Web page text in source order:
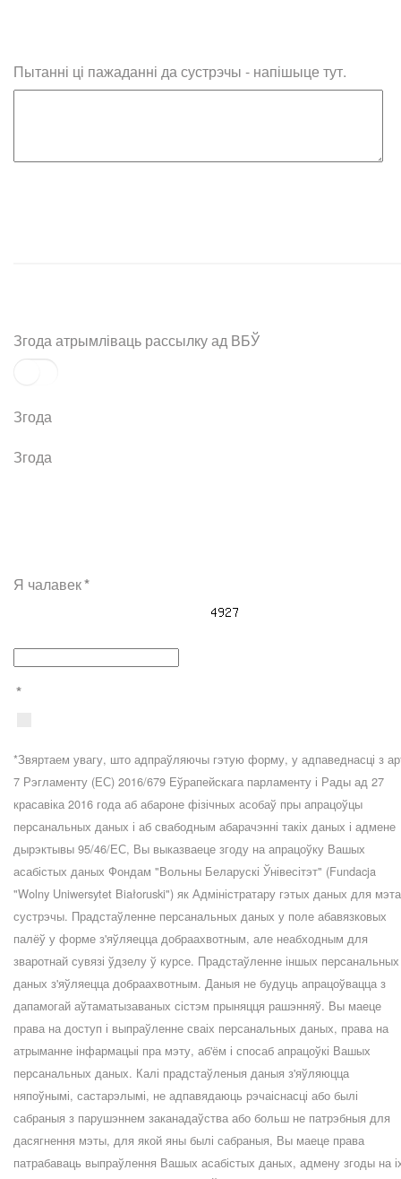
Пытанні ці пажаданні да сустрэчы - напішыце тут.
Згода атрымліваць рассылку ад ВБЎ
Згода
Згода
Я чалавек*
*
*Звяртаем увагу, што адпраўляючы гэтую форму, у адпаведнасці з
7 Рэгламенту (ЕС) 2016/679 Еўрапейскага парламенту і Рады ад 27
красавіка 2016 года аб абароне фізічных асобаў пры апрацоўцы
персанальных даных і аб свабодным абарачэнні такіх даных і адмене
дырэктывы 95/46/ЕС, Вы выказваеце згоду на апрацоўку Вашых
асабістых даных Фондам "Вольны Беларускі Ўнівесітэт" (Fundacja
"Wolny Uniwersytet Białoruski") як Адміністратару гэтых даных для
сустрэчы. Прадстаўленне персанальных даных у поле абавязковых
палёў у форме з'яўляецца добраахвотным, але неабходным для
зваротнай сувязі ўдзелу ў курсе. Прадстаўленне іншых персанальных
даных з'яўляецца добраахвотным. Даныя не будуць апрацоўвацца з
дапамогай аўтаматызаваных сістэм прыняцця рашэнняў. Вы маеце
права на доступ і выпраўленне сваіх персанальных даных, права на
атрыманне інфармацыі пра мэту, аб'ём і спосаб апрацоўкі Вашых
персанальных даных. Калі прадстаўленыя даныя з'яўляюцца
няпоўнымі, састарэлымі, не адпавядаюць рэчаіснасці або былі
сабраныя з парушэннем заканадаўства або больш не патрэбныя для
дасягнення мэты, для якой яны былі сабраныя, Вы маеце права
патрабаваць выпраўлення Вашых асабістых даных, адмену згоды на